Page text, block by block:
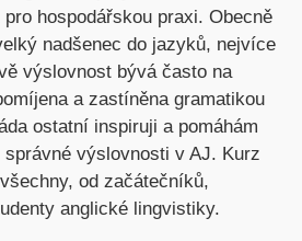
hospodářskou praxi. Obecně
nadšenec do jazyků, nejvíce
výslovnost bývá často na
a zastíněna gramatikou
ostatní inspiruji a pomáhám
výslovnosti v AJ. Kurz
od začátečníků,
anglické lingvistiky.